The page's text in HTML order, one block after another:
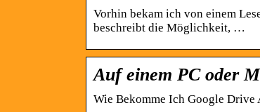
Vorhin bekam ich von einem
beschreibt die Möglichkeit, …
Auf einem PC oder
Wie Bekomme Ich Google Drive